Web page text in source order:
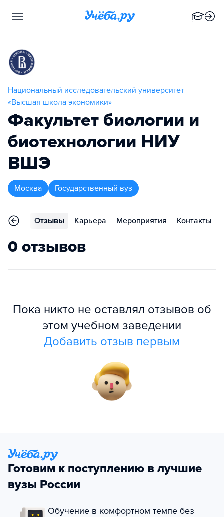
Национальный исследовательский университет
«Высшая школа экономики»
Факультет биологии и
биотехнологии НИУ
ВШЭ
Москва Государственный вуз
Отзывы Карьера Мероприятия Контакты
0 отзывов
Пока никто не оставлял отзывов об
этом учебном заведении
Добавить отзыв первым
Готовим к поступлению в лучшие
вузы России
Обучение в комфортном темпе без